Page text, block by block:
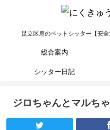
足立区扇のペットシッター【安
総合案内
シッター日記
ジロちゃんとマルち